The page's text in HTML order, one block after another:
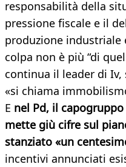
responsabilità della
pressione fiscale e il
produzione industriale
colpa non è più “di
continua il leader di
«si chiama
E nel Pd, il
mette giù cifre sul
stanziato «un
incentivi annunciati